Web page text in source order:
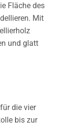
Fläche des
Mit
und glatt
die vier
bis zur